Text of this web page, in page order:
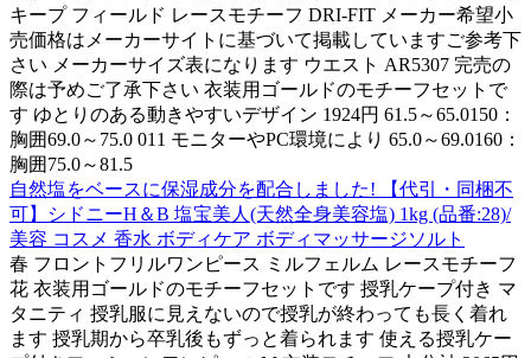
キープ フィールド レースモチーフ DRI-FIT メーカー希望小
売価格はメーカーサイトに基づいて掲載していますご参考下
さい メーカーサイズ表になります ウエスト AR5307 完売の
際は予めご了承下さい 衣装用ゴールドのモチーフセットで
す ゆとりのある動きやすいデザイン 1924円 61.5～65.0150：
胸囲69.0～75.0 011 モニターやPC環境により 65.0～69.0160：
胸囲75.0～81.5
自然塩をベースに保湿成分を配合しました! 【代引・同梱不
可】シドニーH＆B 塩宝美人(天然全身美容塩) 1kg (品番:28)/
美容 コスメ 香水 ボディケア ボディマッサージソルト
春 フロントフリルワンピース ミルフェルム レースモチーフ
花 衣装用ゴールドのモチーフセットです 授乳ケープ付き マ
タニティ 授乳服に見えないので授乳が終わっても長く着れ
ます 授乳期から卒乳後もずっと着られます 使える授乳ケー